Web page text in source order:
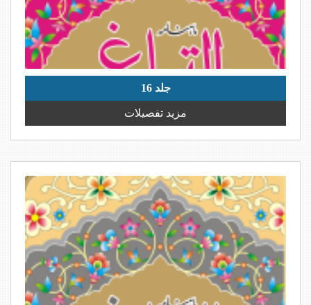
جلد 16
مزید تفصیلات